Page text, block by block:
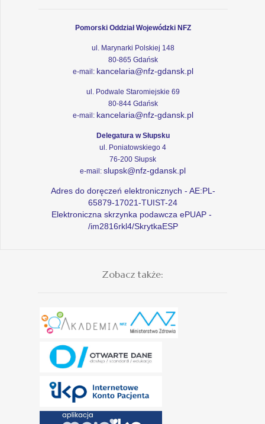
Pomorski Oddział Wojewódzki NFZ
ul. Marynarki Polskiej 148
80-865 Gdańsk
e-mail: kancelaria@nfz-gdansk.pl
ul. Podwale Staromiejskie 69
80-844 Gdańsk
e-mail: kancelaria@nfz-gdansk.pl
Delegatura w Słupsku
ul. Poniatowskiego 4
76-200 Słupsk
e-mail: slupsk@nfz-gdansk.pl
Adres do doręczeń elektronicznych - AE:PL-
65879-17021-TUIST-24
Elektroniczna skrzynka podawcza ePUAP -
/im2816rkl4/SkrytkaESP
Zobacz także: